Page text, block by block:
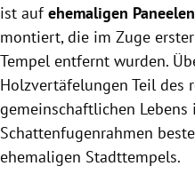
ist aufehemaligen
montiert, die im Zuge
Tempel entfernt wurden.
Holzvertäfelungen Teil des
gemeinschaftlichen
Schattenfugenrahmen
ehemaligen Stadttempels.